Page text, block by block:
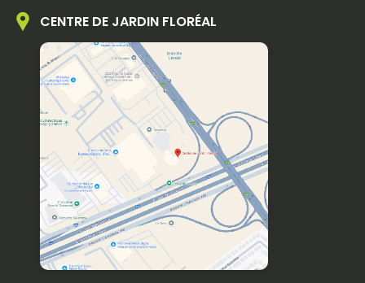
CENTRE DE JARDIN FLORÉAL